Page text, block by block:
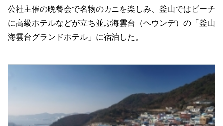
公社主催の晩餐会で名物のカニを楽しみ、釜山ではビーチ
に高級ホテルなどが立ち並ぶ海雲台（ヘウンデ）の「釜山
海雲台グランドホテル」に宿泊した。